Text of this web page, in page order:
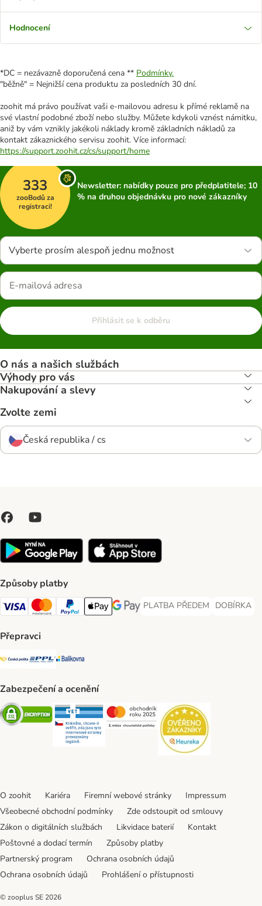
Hodnocení
*DC = nezávazně doporučená cena ** Podmínky.
"běžně" = Nejnižší cena produktu za posledních 30 dní.
zoohit má právo používat vaši e-mailovou adresu k přímé reklamě na
své vlastní podobné zboží nebo služby. Můžete kdykoli vznést námitku,
aniž by vám vznikly jakékoli náklady kromě základních nákladů za
kontakt zákaznického servisu zoohit. Více informací:
https://support.zoohit.cz/cs/support/home
333
zooBodů za
registraci!
Newsletter: nabídky pouze pro předplatitele; 10
% na druhou objednávku pro nové zákazníky
Vyberte prosím alespoň jednu možnost
Přihlásit se k odběru
O nás a našich službách
Výhody pro vás
Nakupování a slevy
Zvolte zemi
Česká republika / cs
Způsoby platby
Visa Payment Method
Mastercard Payment Method
PayPal Payment Method
Apple pay Payment Method
GooglePay Payment Method
PLATBA PŘEDEM
PLATBA PŘEDEM Payment
DOBÍRKA
DOBÍRKA
Přepravci
Česká pošta Shipping Method
PPL Shipping Method
Balíkovna Shipping Method
Zabezpečení a ocenění
Security Security Security
O zoohit Kariéra Firemní webové stránky
Impressum
Všeobecné obchodní podmínky
Zde odstoupit od smlouvy
Zákon o digitálních službách
Likvidace baterií
Kontakt
Poštovné a dodací termín
Způsoby platby
Partnerský program
Ochrana osobních údajů
Ochrana osobních údajů
Prohlášení o přístupnosti
© zooplus SE 2026